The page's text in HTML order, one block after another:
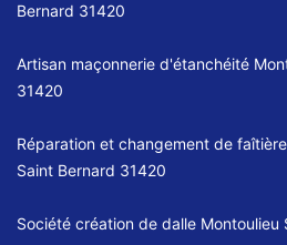
Bernard 31420
Artisan maçonnerie d'étanchéité
31420
Réparation et changement de
Saint Bernard 31420
Société création de dalle Montoulieu